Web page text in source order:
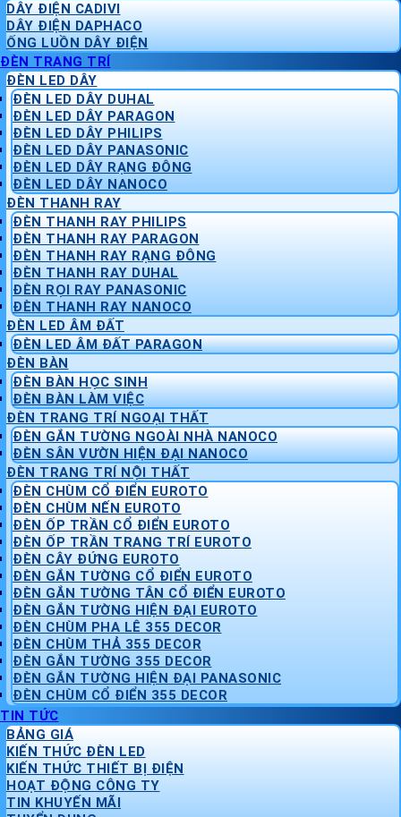
DÂY ĐIỆN CADIVI
DÂY ĐIỆN DAPHACO
ỐNG LUỒN DÂY ĐIỆN
ĐÈN TRANG TRÍ
ĐÈN LED DÂY
ĐÈN LED DÂY DUHAL
ĐÈN LED DÂY PARAGON
ĐÈN LED DÂY PHILIPS
ĐÈN LED DÂY PANASONIC
ĐÈN LED DÂY RẠNG ĐÔNG
ĐÈN LED DÂY NANOCO
ĐÈN THANH RAY
ĐÈN THANH RAY PHILIPS
ĐÈN THANH RAY PARAGON
ĐÈN THANH RAY RẠNG ĐÔNG
ĐÈN THANH RAY DUHAL
ĐÈN RỌI RAY PANASONIC
ĐÈN THANH RAY NANOCO
ĐÈN LED ÂM ĐẤT
ĐÈN LED ÂM ĐẤT PARAGON
ĐÈN BÀN
ĐÈN BÀN HỌC SINH
ĐÈN BÀN LÀM VIỆC
ĐÈN TRANG TRÍ NGOẠI THẤT
ĐÈN GẮN TƯỜNG NGOÀI NHÀ NANOCO
ĐÈN SÂN VƯỜN HIỆN ĐẠI NANOCO
ĐÈN TRANG TRÍ NỘI THẤT
ĐÈN CHÙM CỔ ĐIỂN EUROTO
ĐÈN CHÙM NẾN EUROTO
ĐÈN ỐP TRẦN CỔ ĐIỂN EUROTO
ĐÈN ỐP TRẦN TRANG TRÍ EUROTO
ĐÈN CÂY ĐỨNG EUROTO
ĐÈN GẮN TƯỜNG CỔ ĐIỂN EUROTO
ĐÈN GẮN TƯỜNG TÂN CỔ ĐIỂN EUROTO
ĐÈN GẮN TƯỜNG HIỆN ĐẠI EUROTO
ĐÈN CHÙM PHA LÊ 355 DECOR
ĐÈN CHÙM THẢ 355 DECOR
ĐÈN GẮN TƯỜNG 355 DECOR
ĐÈN GẮN TƯỜNG HIỆN ĐẠI PANASONIC
ĐÈN CHÙM CỔ ĐIỂN 355 DECOR
TIN TỨC
BẢNG GIÁ
KIẾN THỨC ĐÈN LED
KIẾN THỨC THIẾT BỊ ĐIỆN
HOẠT ĐỘNG CÔNG TY
TIN KHUYẾN MÃI